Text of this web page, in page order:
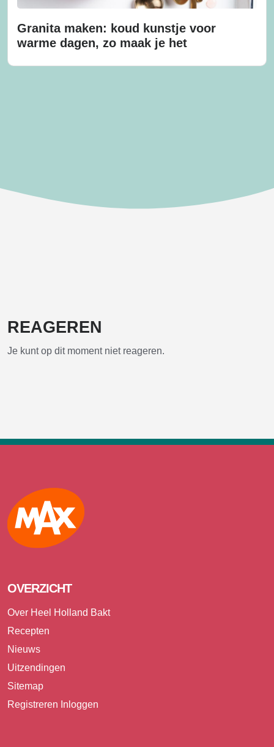
Granita maken: koud kunstje voor
warme dagen, zo maak je het
REAGEREN
Je kunt op dit moment niet reageren.
Max
OVERZICHT
Over Heel Holland Bakt
Recepten
Nieuws
Uitzendingen
Sitemap
Registreren Inloggen